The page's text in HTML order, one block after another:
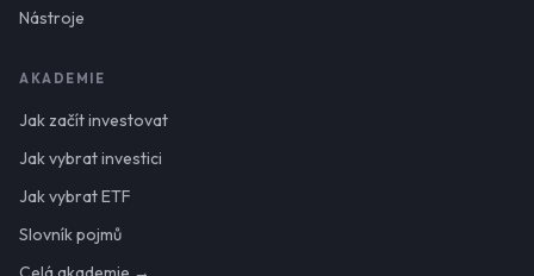
Nástroje
AKADEMIE
Jak začít investovat
Jak vybrat investici
Jak vybrat ETF
Slovník pojmů